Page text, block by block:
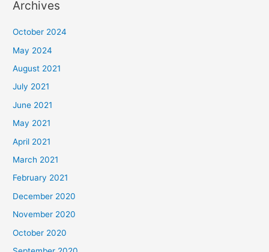
Archives
October 2024
May 2024
August 2021
July 2021
June 2021
May 2021
April 2021
March 2021
February 2021
December 2020
November 2020
October 2020